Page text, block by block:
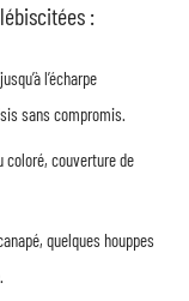
:
l’écharpe
sans compromis.
coloré, couverture de
quelques houppes